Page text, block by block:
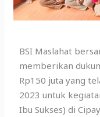
BSI Maslahat
memberikan
Rp150 juta yang
2023 untuk
Ibu Sukses) di